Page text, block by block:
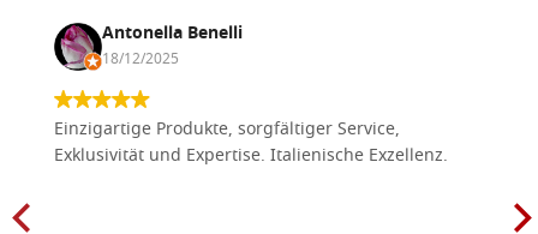
Antonella Benelli
18/12/2025
Einzigartige Produkte, sorgfältiger Service,
Exklusivität und Expertise. Italienische Exzellenz.